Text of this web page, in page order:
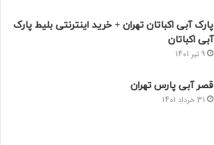
پارک آبی اکباتان تهران + خرید اینترنتی بلیط پارک
آبی اکباتان
9 تیر 1401
قصر آبی پارس تهران
31 خرداد 1401